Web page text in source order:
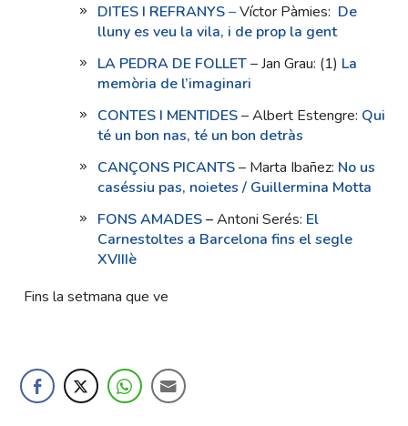
DITES I REFRANYS–Víctor Pàmies: De
lluny es veu la vila, i de prop la gent
LA PEDRA DE FOLLET – Jan Grau: (1) La
memòria de l’imaginari
CONTES I MENTIDES– Albert Estengre: Qui
té un bon nas, té un bon detràs
CANÇONS PICANTS – Marta Ibañez: No us
caséssiu pas, noietes / Guillermina Motta
FONS AMADES–Antoni Serés: El
Carnestoltes a Barcelona fins el segle
XVIIIè
Fins la setmana que ve